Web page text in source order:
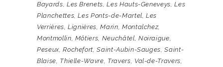
Bayards, Les Brenets,Les Hauts-Geneveys,Les
Planchettes,Les Ponts-de-Martel,Les
Verrières,Lignières,Marin, Montalchez,
Montmollin, Môtiers, Neuchâtel, Noiraigue,
Peseux,Rochefort,Saint-Aubin-Sauges,Saint-
Blaise, Thielle-Wavre, Travers, Val-de-Travers,